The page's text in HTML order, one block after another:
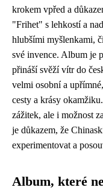
krokem vpřed a
"Frihet" s lehkostí a
hlubšími myšlenkami,
své invence. Album je
přináší svěží vítr do
velmi osobní a
cesty a krásy
zážitek, ale i možnost
je důkazem, že
experimentovat a
Album, které